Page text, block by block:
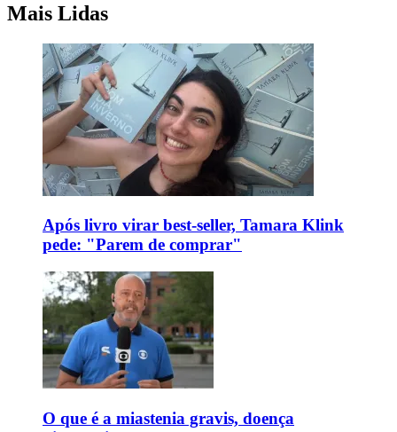
Mais Lidas
Após livro virar best-seller, Tamara Klink
pede: "Parem de comprar"
O que é a miastenia gravis, doença